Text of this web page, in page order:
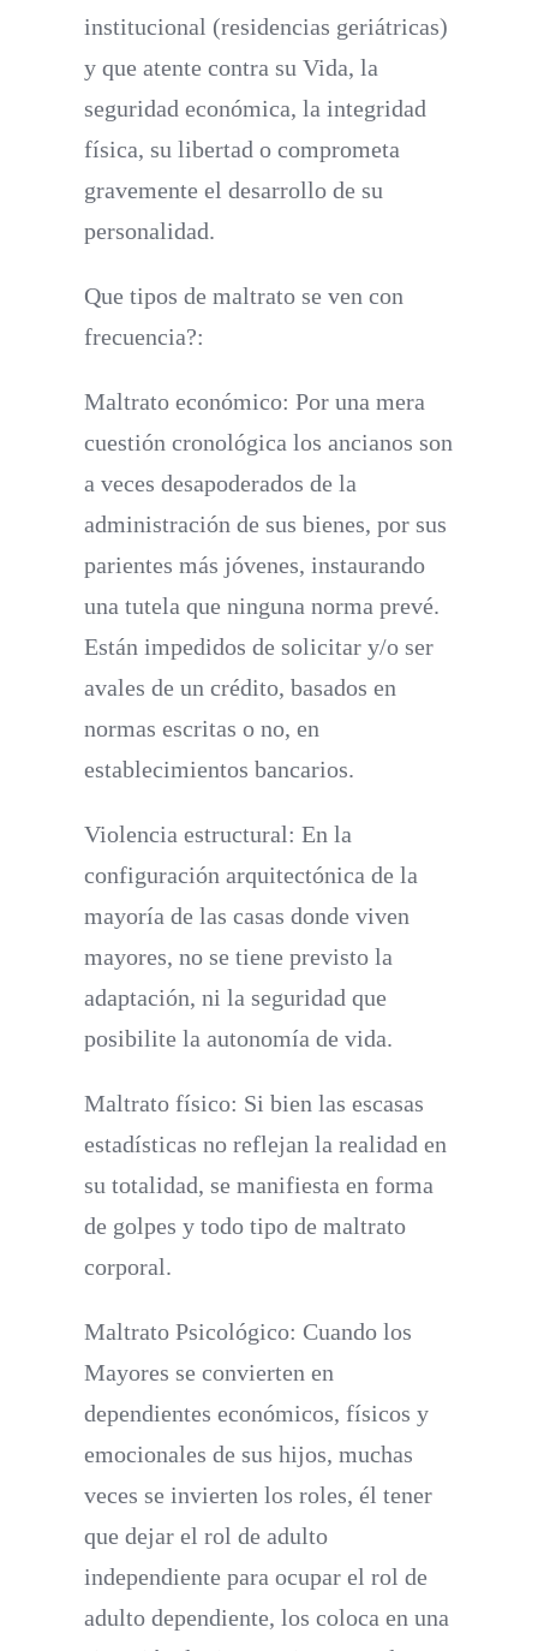
institucional (residencias geriátricas)
y que atente contra su Vida, la
seguridad económica, la integridad
física, su libertad o comprometa
gravemente el desarrollo de su
personalidad.
Que tipos de maltrato se ven con
frecuencia?:
Maltrato económico: Por una mera
cuestión cronológica los ancianos son
a veces desapoderados de la
administración de sus bienes, por sus
parientes más jóvenes, instaurando
una tutela que ninguna norma prevé.
Están impedidos de solicitar y/o ser
avales de un crédito, basados en
normas escritas o no, en
establecimientos bancarios.
Violencia estructural: En la
configuración arquitectónica de la
mayoría de las casas donde viven
mayores, no se tiene previsto la
adaptación, ni la seguridad que
posibilite la autonomía de vida.
Maltrato físico: Si bien las escasas
estadísticas no reflejan la realidad en
su totalidad, se manifiesta en forma
de golpes y todo tipo de maltrato
corporal.
Maltrato Psicológico: Cuando los
Mayores se convierten en
dependientes económicos, físicos y
emocionales de sus hijos, muchas
veces se invierten los roles, él tener
que dejar el rol de adulto
independiente para ocupar el rol de
adulto dependiente, los coloca en una